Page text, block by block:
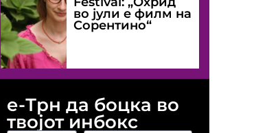
во јули е филм на
Сорентино“
е-Трн да боцка во
твојот инбокс